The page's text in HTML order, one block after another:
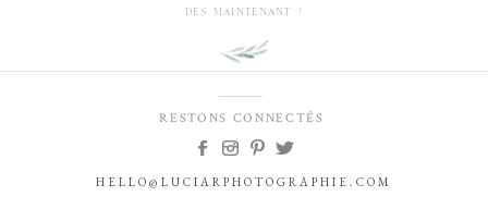
DES MAINTENANT !
RESTONS CONNECTÉS
HELLO@LUCIARPHOTOGRAPHIE.COM